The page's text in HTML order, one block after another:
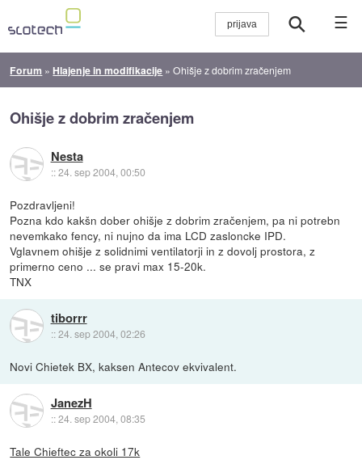
☰
Forum » Hlajenje in modifikacije »Ohišje z dobrim zračenjem
Ohišje z dobrim zračenjem
Nesta
::24. sep 2004, 00:50
Pozdravljeni!
Pozna kdo kakšn dober ohišje z dobrim zračenjem, pa ni potrebn
nevemkako fency, ni nujno da ima LCD zasloncke IPD.
Vglavnem ohišje z solidnimi ventilatorji in z dovolj prostora, z
primerno ceno ... se pravi max 15-20k.
TNX
tiborrr
::24. sep 2004, 02:26
Novi Chietek BX, kaksen Antecov ekvivalent.
JanezH
::24. sep 2004, 08:35
Tale Chieftec za okoli 17k